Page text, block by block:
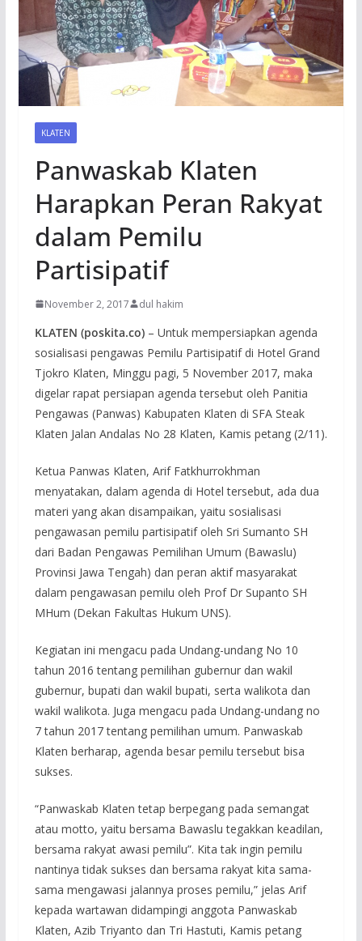
KLATEN
Panwaskab Klaten
Harapkan Peran Rakyat
dalam Pemilu
Partisipatif
November 2, 2017 dul hakim
KLATEN (poskita.co)– Untuk mempersiapkan agenda
sosialisasi pengawas Pemilu Partisipatif di Hotel Grand
Tjokro Klaten, Minggu pagi, 5 November 2017, maka
digelar rapat persiapan agenda tersebut oleh Panitia
Pengawas (Panwas) Kabupaten Klaten di SFA Steak
Klaten Jalan Andalas No 28 Klaten, Kamis petang (2/11).
Ketua Panwas Klaten, Arif Fatkhurrokhman
menyatakan, dalam agenda di Hotel tersebut, ada dua
materi yang akan disampaikan, yaitu sosialisasi
pengawasan pemilu partisipatif oleh Sri Sumanto SH
dari Badan Pengawas Pemilihan Umum (Bawaslu)
Provinsi Jawa Tengah) dan peran aktif masyarakat
dalam pengawasan pemilu oleh Prof Dr Supanto SH
MHum (Dekan Fakultas Hukum UNS).
Kegiatan ini mengacu pada Undang-undang No 10
tahun 2016 tentang pemilihan gubernur dan wakil
gubernur, bupati dan wakil bupati, serta walikota dan
wakil walikota. Juga mengacu pada Undang-undang no
7 tahun 2017 tentang pemilihan umum. Panwaskab
Klaten berharap, agenda besar pemilu tersebut bisa
sukses.
“Panwaskab Klaten tetap berpegang pada semangat
atau motto, yaitu bersama Bawaslu tegakkan keadilan,
bersama rakyat awasi pemilu”. Kita tak ingin pemilu
nantinya tidak sukses dan bersama rakyat kita sama-
sama mengawasi jalannya proses pemilu,” jelas Arif
kepada wartawan didampingi anggota Panwaskab
Klaten, Azib Triyanto dan Tri Hastuti, Kamis petang